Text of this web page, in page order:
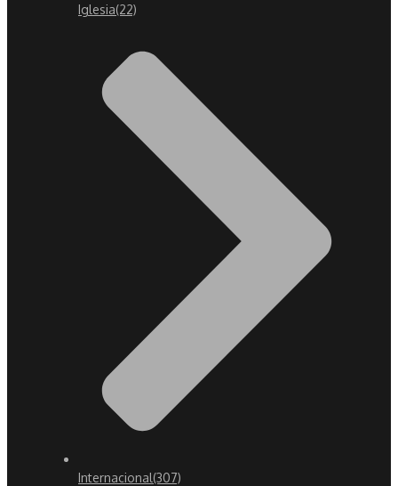
Iglesia(22)
Internacional(307)